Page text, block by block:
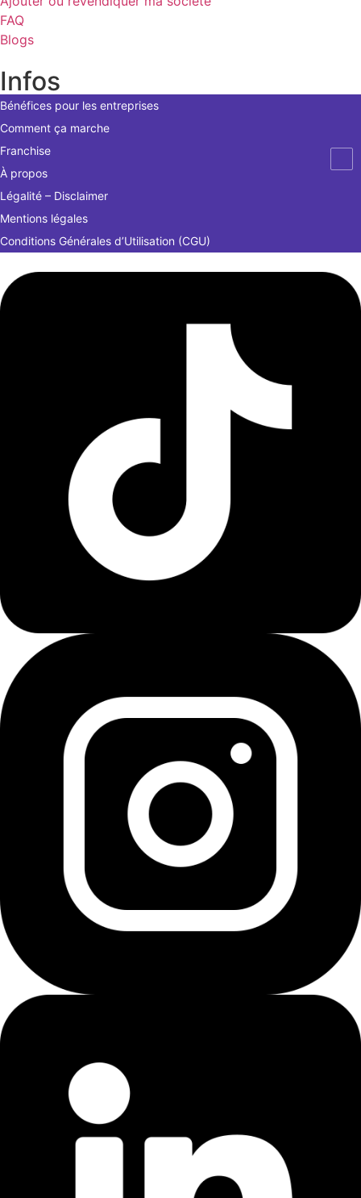
FAQ
Blogs
Infos
Bénéfices pour les entreprises
Comment ça marche
Franchise
À propos
Légalité – Disclaimer
Mentions légales
Conditions Générales d’Utilisation (CGU)